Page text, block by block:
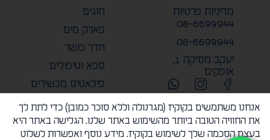
מדיניות פרטיות
08-6699944
08-6699944
יעקב מסיקה 1,
אופקים
חוגים
פארק מים
חדר כושר
ספא וטיפולים
פילאטיס מכשירים
צור קשר
אנחנו משתמשים בקוקיז (מגרנולה וללא סוכר כמובן) כדי לתת לך
את החוויה הטובה ביותר מהשימוש באתר שלנו. הגלישה באתר היא
בעצם הסכמה שלך לשימוש בקוקיז. מידע נוסף ואפשרות לשלוט